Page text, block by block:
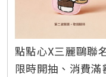
點點心X三麗鷗聯
限時開抽、消費